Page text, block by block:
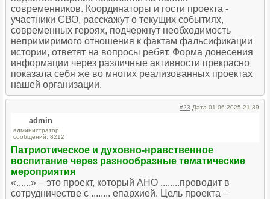
современников. Координаторы и гости проекта -
участники СВО, расскажут о текущих событиях,
современных героях, подчеркнут необходимость
непримиримого отношения к фактам фальсификации
истории, ответят на вопросы ребят. Форма донесения
информации через различные активности прекрасно
показала себя же во многих реализованных проектах
нашей организации.
#23 Дата 01.06.2025 21:39
admin
администратор
сообщений: 8212
Патриотическое и духовно-нравственное
воспитание через разнообразные тематические
мероприятия
«......» – это проект, который АНО ........проводит в
сотрудничестве с ........ епархией. Цель проекта –